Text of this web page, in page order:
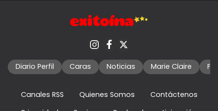
Diario Perfil Caras Noticias Marie Claire
Canales RSS Quienes Somos
Contáctenos